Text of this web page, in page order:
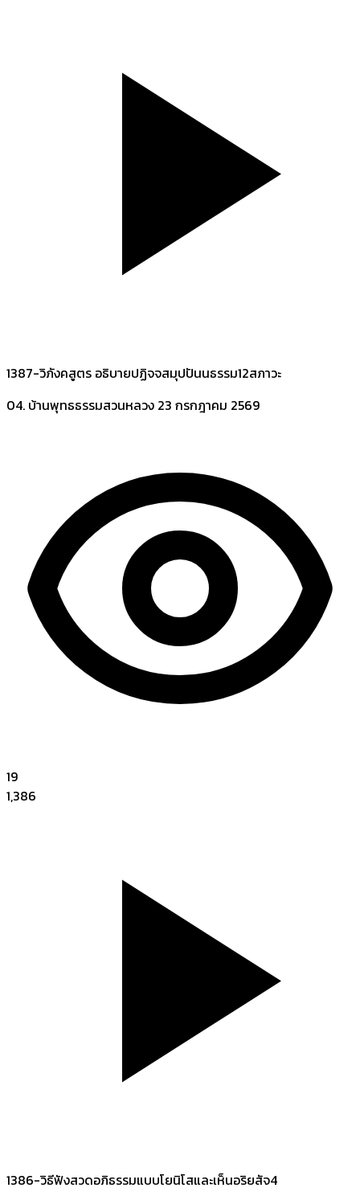
1387-วิภังคสูตร อธิบายปฏิจจสมุปปันนธรรม12สภาวะ
04. บ้านพุทธธรรมสวนหลวง 23 กรกฎาคม 2569
19
1,386
1386-วิธีฟังสวดอภิธรรมแบบโยนิโสและเห็นอริยสัจ4